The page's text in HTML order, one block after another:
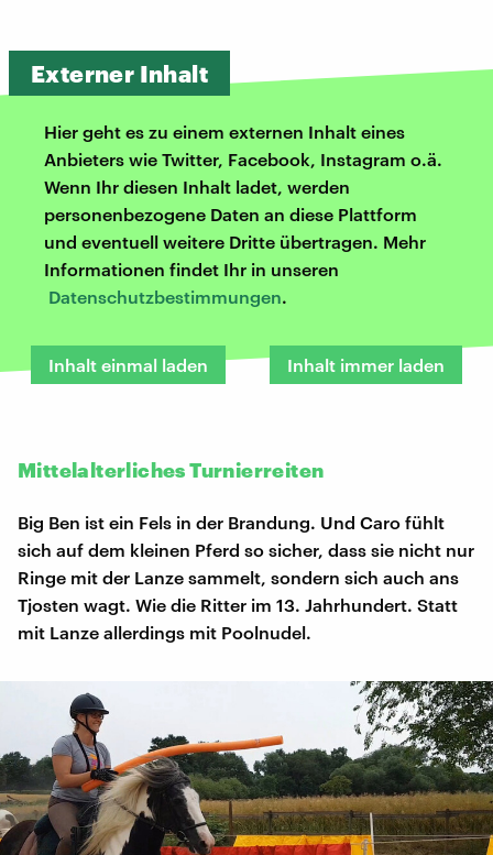
Externer Inhalt
Hier geht es zu einem externen Inhalt eines
Anbieters wie Twitter, Facebook, Instagram o.ä.
Wenn Ihr diesen Inhalt ladet, werden
personenbezogene Daten an diese Plattform
und eventuell weitere Dritte übertragen. Mehr
Informationen findet Ihr in unseren
Datenschutzbestimmungen.
Inhalt einmal laden Inhalt immer laden
Mittelalterliches Turnierreiten
Big Ben ist ein Fels in der Brandung. Und Caro fühlt
sich auf dem kleinen Pferd so sicher, dass sie nicht nur
Ringe mit der Lanze sammelt, sondern sich auch ans
Tjosten wagt. Wie die Ritter im 13. Jahrhundert. Statt
mit Lanze allerdings mit Poolnudel.